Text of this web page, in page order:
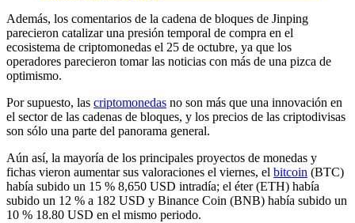
Además, los comentarios de la cadena de bloques de Jinping
parecieron catalizar una presión temporal de compra en el
ecosistema de criptomonedas el 25 de octubre, ya que los
operadores parecieron tomar las noticias con más de una pizca de
optimismo.
Por supuesto, las criptomonedas no son más que una innovación en
el sector de las cadenas de bloques, y los precios de las criptodivisas
son sólo una parte del panorama general.
Aún así, la mayoría de los principales proyectos de monedas y
fichas vieron aumentar sus valoraciones el viernes, el bitcoin (BTC)
había subido un 15 % 8,650 USD intradía; el éter (ETH) había
subido un 12 % a 182 USD y Binance Coin (BNB) había subido un
10 % 18.80 USD en el mismo periodo.